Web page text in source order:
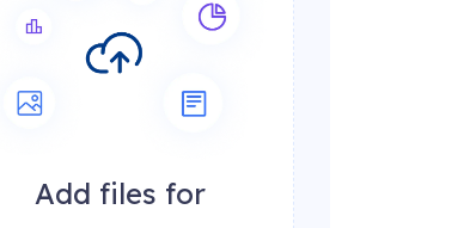
Add files for